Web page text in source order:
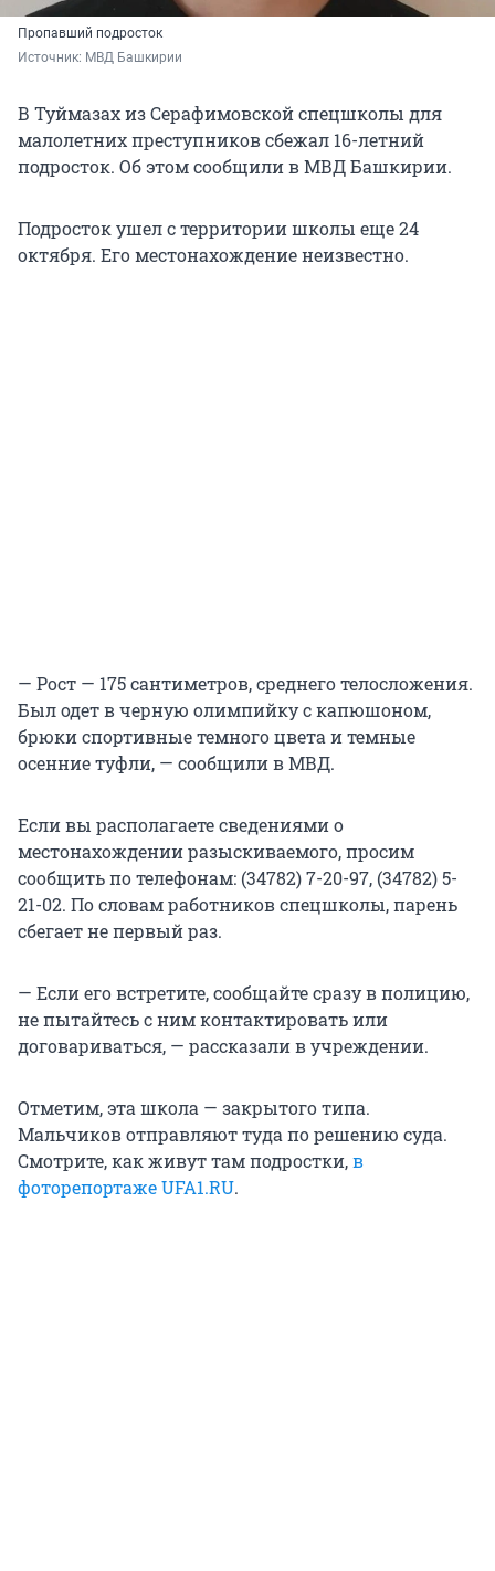
Пропавший подросток
Источник: МВД Башкирии
В Туймазах из Серафимовской спецшколы для
малолетних преступников сбежал 16-летний
подросток. Об этом сообщили в МВД Башкирии.
Подросток ушел с территории школы еще 24
октября. Его местонахождение неизвестно.
— Рост — 175 сантиметров, среднего телосложения.
Был одет в черную олимпийку с капюшоном,
брюки спортивные темного цвета и темные
осенние туфли, — сообщили в МВД.
Если вы располагаете сведениями о
местонахождении разыскиваемого, просим
сообщить по телефонам: (34782) 7-20-97, (34782) 5-
21-02. По словам работников спецшколы, парень
сбегает не первый раз.
— Если его встретите, сообщайте сразу в полицию,
не пытайтесь с ним контактировать или
договариваться, — рассказали в учреждении.
Отметим, эта школа — закрытого типа.
Мальчиков отправляют туда по решению суда.
Смотрите, как живут там подростки,в
фоторепортаже UFA1.RU.